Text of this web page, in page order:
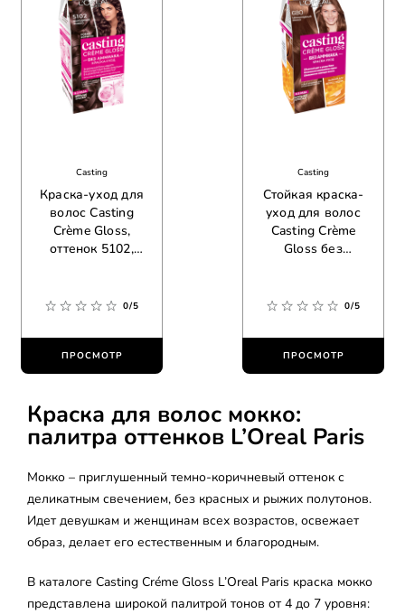
Casting
Краска-уход для
волос Casting
Crème Gloss,
оттенок 5102,
0/5
ПРОСМОТР
Casting
Стойкая краска-
уход для волос
Casting Crème
Gloss без
мокко
0/5
ПРОСМОТР
Краска для волос мокко:
палитра оттенков L’Oreal Paris
Мокко – приглушенный темно-коричневый оттенок с
деликатным свечением, без красных и рыжих полутонов.
Идет девушкам и женщинам всех возрастов, освежает
образ, делает его естественным и благородным.
В каталоге Casting Créme Gloss L’Oreal Paris краска мокко
представлена широкой палитрой тонов от 4 до 7 уровня: